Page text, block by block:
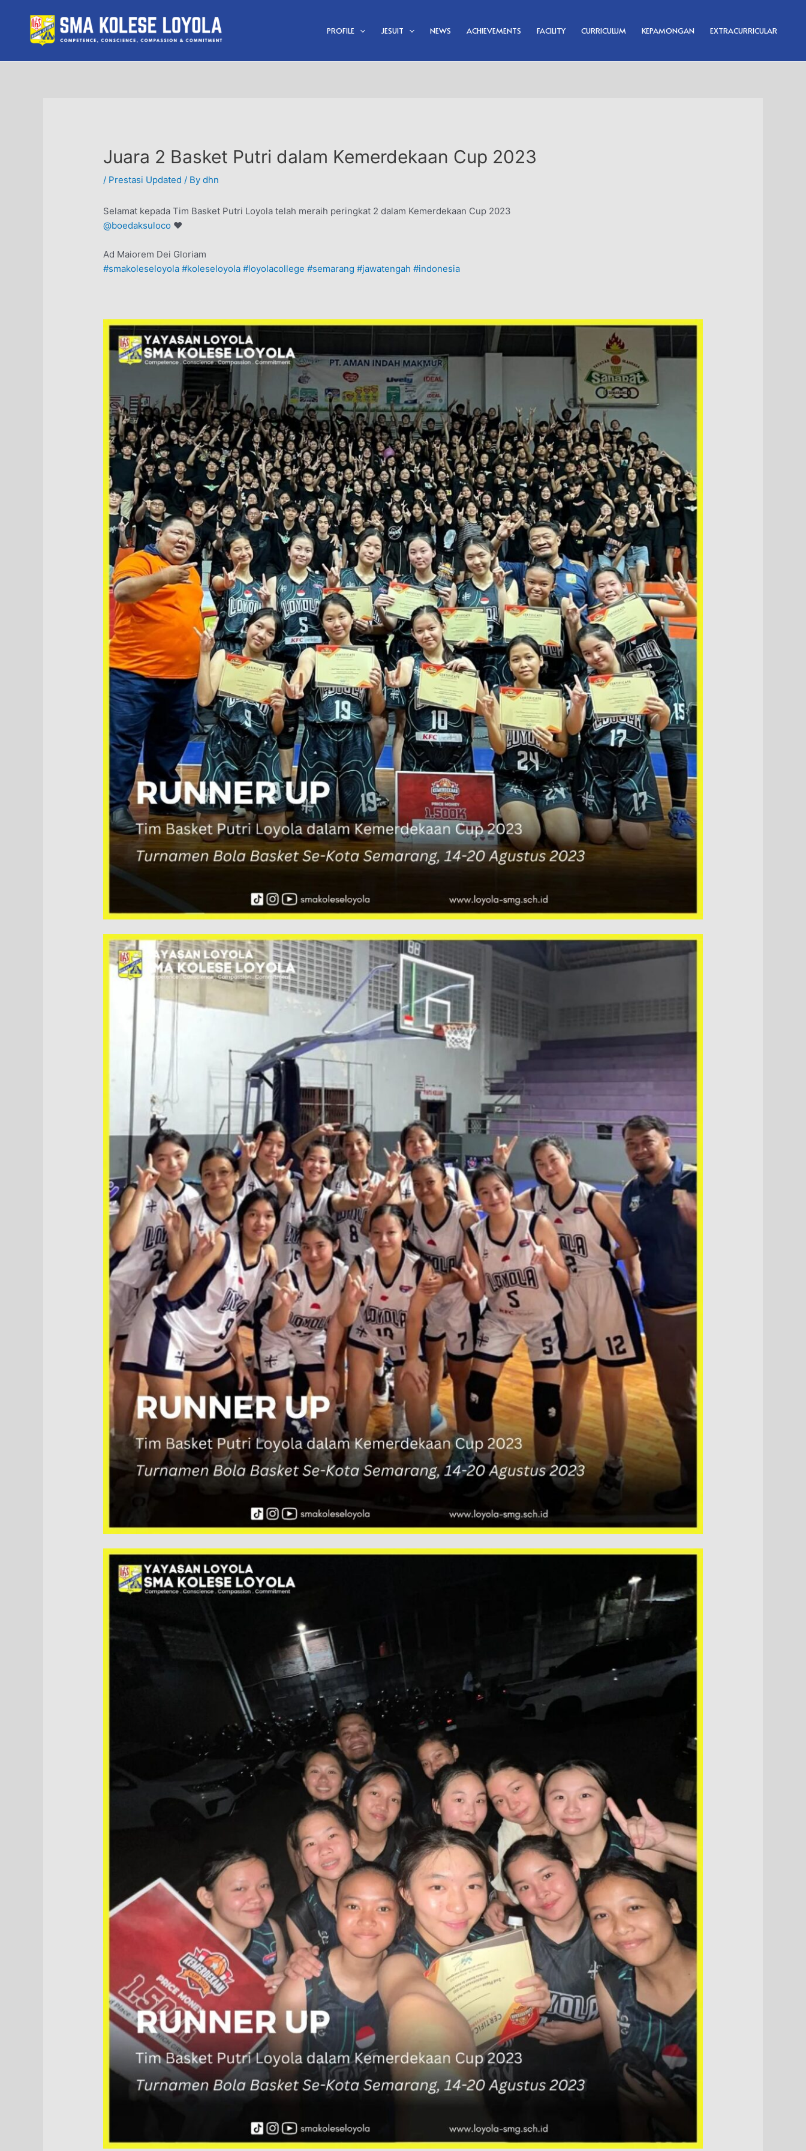
content
PROFILE JESUIT NEWS ACHIEVEMENTS FACILITY CURRICULUM KEPAMONGAN EXTRACURRICULAR
Juara 2 Basket Putri dalam Kemerdekaan Cup 2023
/ Prestasi Updated / Bydhn
Selamat kepada Tim Basket Putri Loyola telah meraih peringkat 2 dalam Kemerdekaan Cup 2023
@boedaksuloco ♥️
Ad Maiorem Dei Gloriam
#smakoleseloyola #koleseloyola #loyolacollege #semarang #jawatengah #indonesia